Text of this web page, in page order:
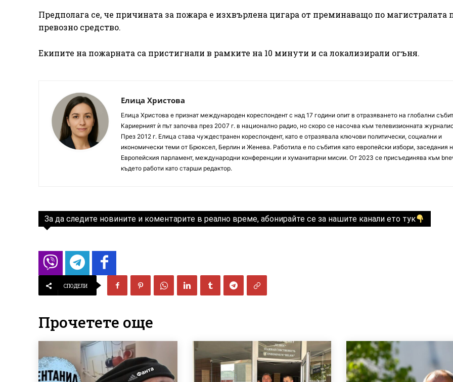
Предполага се, че причината за пожара е изхвърлена цигара от преминаващо по магистралата
превозно средство.
Екипите на пожарната са пристигнали в рамките на 10 минути и са локализирали огъня.
Елица Христова
Елица Христова е признат международен кореспондент с над 17 години опит в отразяването на глобални
Кариерният ѝ път започва през 2007 г. в национално радио, но скоро се насочва към телевизионната
През 2012 г. Елица става чуждестранен кореспондент, като е отразявала ключови политически, социални и
икономически теми от Брюксел, Берлин и Женева. Работила е по събития като европейски избори, заседания
Европейския парламент, международни конференции и хуманитарни мисии. От 2023 се присъединява към
където работи като старши редактор.
За да следите новините и коментарите в реално време, абонирайте се за нашите канали ето тук
СПОДЕЛИ
Прочетете още